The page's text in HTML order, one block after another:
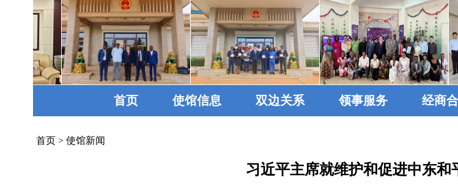
首页 使馆信息 双边关系 领事服务 经商
首页> 使馆新闻
习近平主席就维护和促进中东和